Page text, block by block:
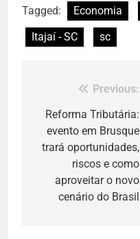
Tagged: Economia
Itajaí - SC
sc
Navegação
de
Post
Previous:
Reforma Tributária:
evento em Brusque
trará oportunidades,
riscos e como
aproveitar o novo
cenário do Brasil